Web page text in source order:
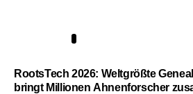
RootsTech 2026: Weltgrößte
bringt Millionen Ahnenforscher